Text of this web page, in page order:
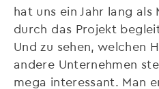
hat uns ein Jahr lang
durch das Projekt
Und zu sehen, welchen
andere Unternehmen
mega interessant. Man